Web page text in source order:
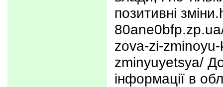
позитивні
zova-zi-
zminyuyetsya/
інформації в